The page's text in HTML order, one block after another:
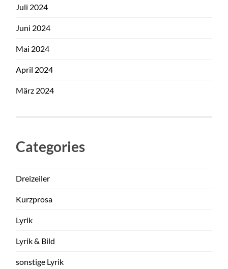
Juli 2024
Juni 2024
Mai 2024
April 2024
März 2024
Categories
Dreizeiler
Kurzprosa
Lyrik
Lyrik & Bild
sonstige Lyrik